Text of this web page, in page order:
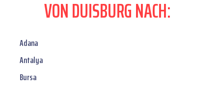
VON DUISBURG NACH:
Adana
Antalya
Bursa